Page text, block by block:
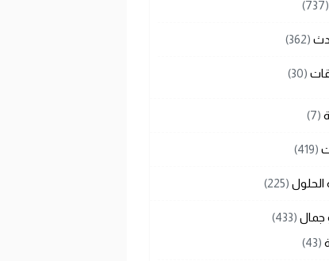
(737)
(362)
(30)
(7)
(419)
(225)
(433)
(43)